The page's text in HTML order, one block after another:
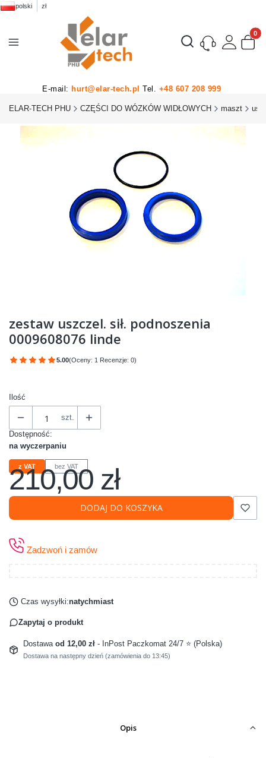
polski zł
Otwórz wyszukiwarkę
E-mail: hurt@elar-tech.pl Tel. +48 607 208 999
ELAR-TECH PHU CZĘŚCI DO WÓZKÓW WIDŁOWYCH maszt
zestaw uszczel. sił. podnoszenia
0009608076 linde
5.00(Oceny: 1 Recenzje: 0)
Przejdź do sekcji Opinie
Ilość
szt.
Dostępność:
na wyczerpaniu
z VAT bez VAT
Cena
210,00 zł
DODAJ DO KOSZYKA
Zadzwoń i zamów
Czas wysyłki:natychmiast
Zapytaj o produkt
Dostawa od 12,00 zł - InPost Paczkomat 24/7 ⭐ (Polska)
Dostawa na następny dzień (zamówienia do 13:45)
Opis